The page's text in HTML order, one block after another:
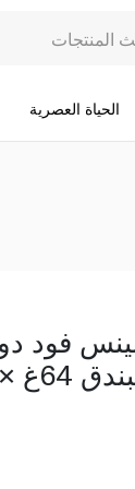
الحياة العصرية
فود
64غ × 4